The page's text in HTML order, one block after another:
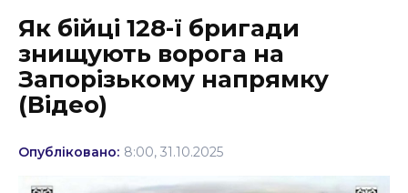
Культура
Освіта
Як бійці 128-ї бригади
знищують ворога на
Запорізькому напрямку
(Відео)
Опубліковано: 8:00, 31.10.2025